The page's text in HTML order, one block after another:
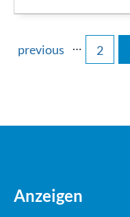
previous … 2
Anzeigen